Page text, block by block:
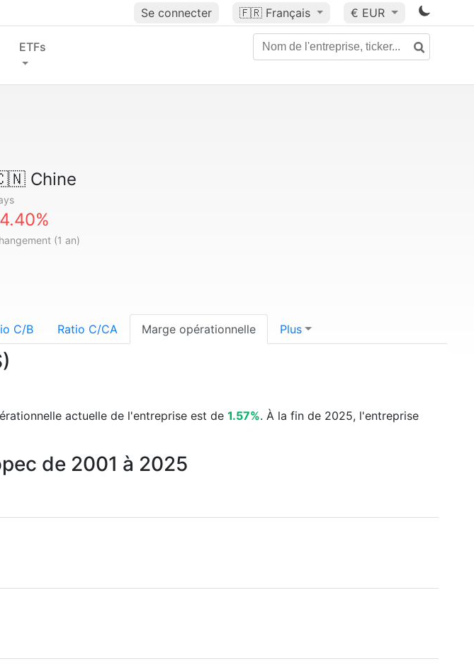
Se connecter 🇫🇷 Français € EUR
ETFs
Chine
(1 an)
C/B Ratio C/CA Marge opérationnelle Plus
actuelle de l'entreprise est de 1.57%. À la fin de 2025, l'entreprise
de 2001 à 2025